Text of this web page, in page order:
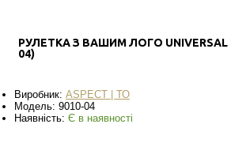
РУЛЕТКА З ВАШИМ ЛОГО
04)
Виробник: ASPECT | ТО
Модель: 9010-04
Наявність: Є в наявності